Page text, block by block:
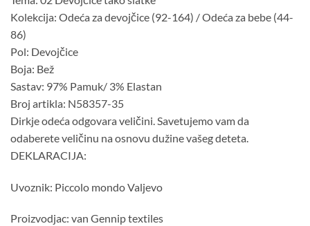
Kolekcija: Odeća za devojčice (92-164) / Odeća za bebe (44-
86)
Pol: Devojčice
Boja: Bež
Sastav: 97% Pamuk/ 3% Elastan
Broj artikla: N58357-35
Dirkje odeća odgovara veličini. Savetujemo vam da
odaberete veličinu na osnovu dužine vašeg deteta.
DEKLARACIJA:
Uvoznik: Piccolo mondo Valjevo
Proizvodjac: van Gennip textiles